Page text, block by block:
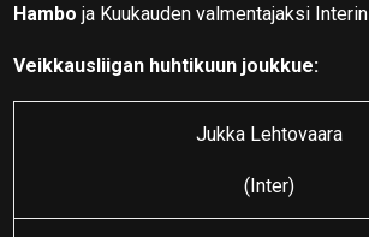
Hambo ja Kuukauden valmentajaksi Interin
Veikkausliigan huhtikuun joukkue:
Jukka Lehtovaara
(Inter)